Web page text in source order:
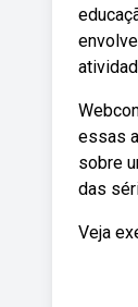
essas
sobre
das
Veja